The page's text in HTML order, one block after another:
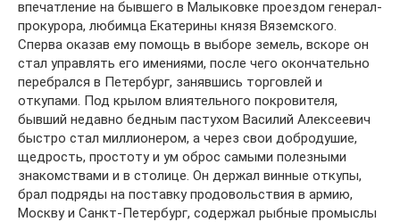
впечатление на бывшего в Малыковке проездом генерал-
прокурора, любимца Екатерины князя Вяземского.
Сперва оказав ему помощь в выборе земель, вскоре он
стал управлять его имениями, после чего окончательно
перебрался в Петербург, занявшись торговлей и
откупами. Под крылом влиятельного покровителя,
бывший недавно бедным пастухом Василий Алексеевич
быстро стал миллионером, а через свои добродушие,
щедрость, простоту и ум оброс самыми полезными
знакомствами и в столице. Он держал винные откупы,
брал подряды на поставку продовольствия в армию,
Москву и Санкт-Петербург, содержал рыбные промыслы